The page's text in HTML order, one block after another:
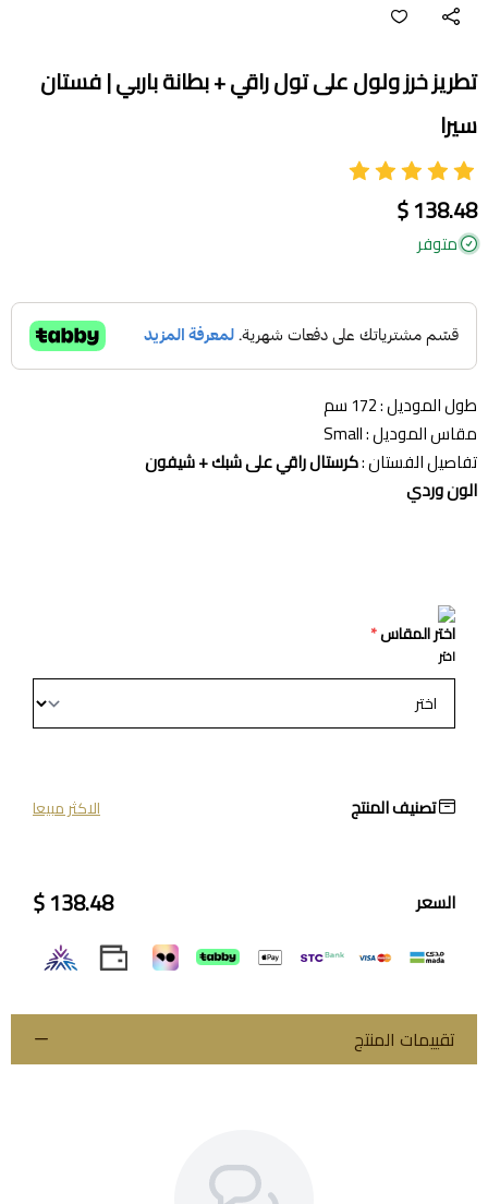
تطريز خرز ولول على تول راقي + بطانة باربي | فستان
سيرا
138.48 $
متوفر
طول الموديل : 172 سم
مقاس الموديل : Small
تفاصيل الفستان :كرستال راقي على شبك + شيفون
الون وردي
اختر المقاس*
اختر
تصنيف المنتج الاكثر مبيعا
السعر 138.48 $
تقييمات المنتج